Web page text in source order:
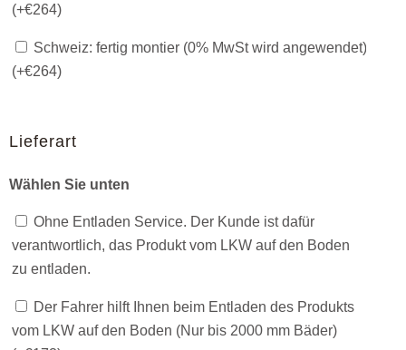
(+€264)
Schweiz: fertig montier (0% MwSt wird angewendet)
(+€264)
Lieferart
Wählen Sie unten
Ohne Entladen Service. Der Kunde ist dafür
verantwortlich, das Produkt vom LKW auf den Boden
zu entladen.
Der Fahrer hilft Ihnen beim Entladen des Produkts
vom LKW auf den Boden (Nur bis 2000 mm Bäder)